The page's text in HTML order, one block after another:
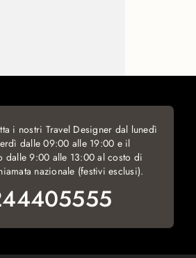
i nostri Travel Designer dal lunedì
dalle 09:00 alle 19:00 e il
dalle 9:00 alle 13:00 al costo di
nazionale (festivi esclusi).